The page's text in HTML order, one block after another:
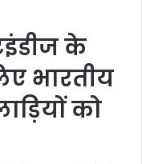
के
भारतीय
को